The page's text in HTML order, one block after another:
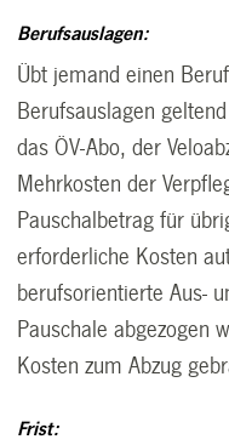
Berufsauslagen:
Übt jemand einen
Berufsauslagen
das ÖV-Abo, der
Mehrkosten der
Pauschalbetrag für
erforderliche Kosten
berufsorientierte Aus-
Pauschale abgezogen
Kosten zum Abzug
Frist: